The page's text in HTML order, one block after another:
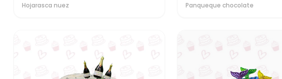
Hojarasca nuez Panqueque chocolate